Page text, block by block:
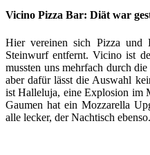
Vicino Pizza Bar: Diät war
Hier vereinen sich Pizza und
Steinwurf entfernt. Vicino ist
mussten uns mehrfach durch
aber dafür lässt die Auswahl
ist Halleluja, eine Explosion im
Gaumen hat ein Mozzarella
alle lecker, der Nachtisch ebenso.